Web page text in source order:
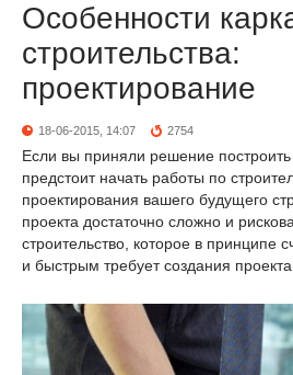
Особенности
строительства:
проектирование
18-06-2015, 14:07 2754
Если вы приняли решение
предстоит начать работы по
проектирования вашего будущего
проекта достаточно сложно и
строительство, которое в принципе
и быстрым требует создания проекта.